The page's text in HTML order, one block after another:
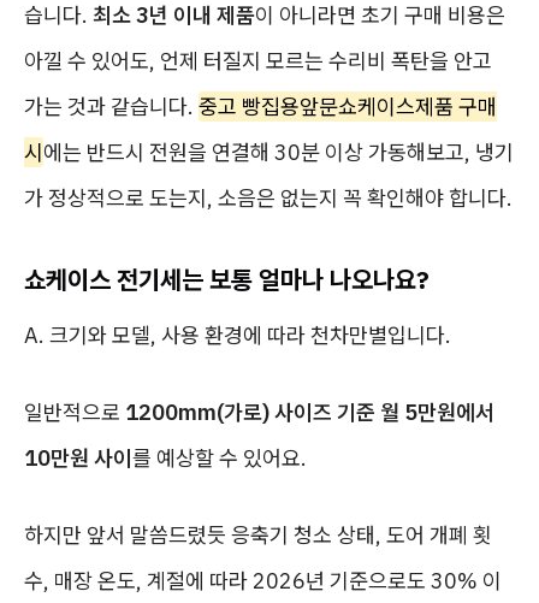
습니다. 최소 3년 이내 제품이 아니라면 초기 구매 비용은
아낄 수 있어도, 언제 터질지 모르는 수리비 폭탄을 안고
가는 것과 같습니다. 중고 빵집용앞문쇼케이스제품 구매
시에는 반드시 전원을 연결해 30분 이상 가동해보고, 냉기
가 정상적으로 도는지, 소음은 없는지 꼭 확인해야 합니다.
쇼케이스 전기세는 보통 얼마나 나오나요?
A. 크기와 모델, 사용 환경에 따라 천차만별입니다.
일반적으로 1200mm(가로) 사이즈 기준 월 5만원에서
10만원 사이를 예상할 수 있어요.
하지만 앞서 말씀드렸듯 응축기 청소 상태, 도어 개폐 횟
수, 매장 온도, 계절에 따라 2026년 기준으로도 30% 이